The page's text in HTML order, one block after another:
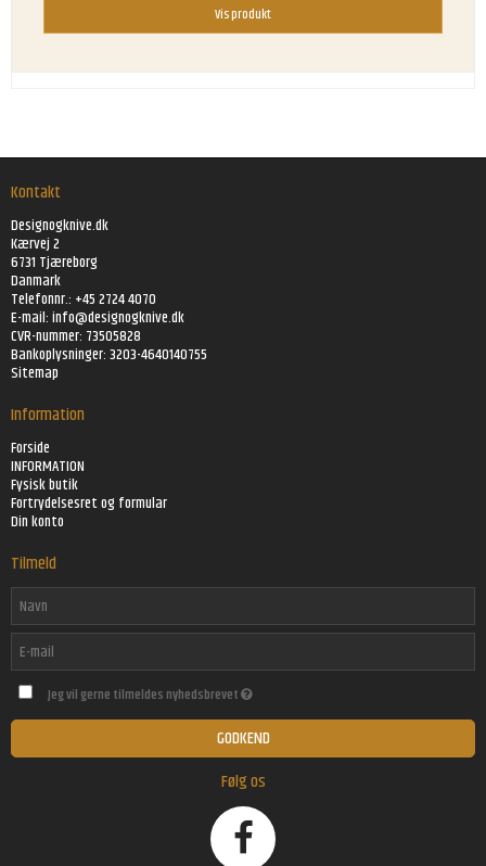
Vis produkt
Kontakt
Designogknive.dk
Kærvej 2
6731 Tjæreborg
Danmark
Telefonnr.: +45 2724 4070
E-mail:info@designogknive.dk
CVR-nummer: 73505828
Bankoplysninger: 3203-4640140755
Sitemap
Information
Forside
INFORMATION
Fysisk butik
Fortrydelsesret og formular
Din konto
Tilmeld
Jeg vil gerne tilmeldes nyhedsbrevet
GODKEND
Følg os